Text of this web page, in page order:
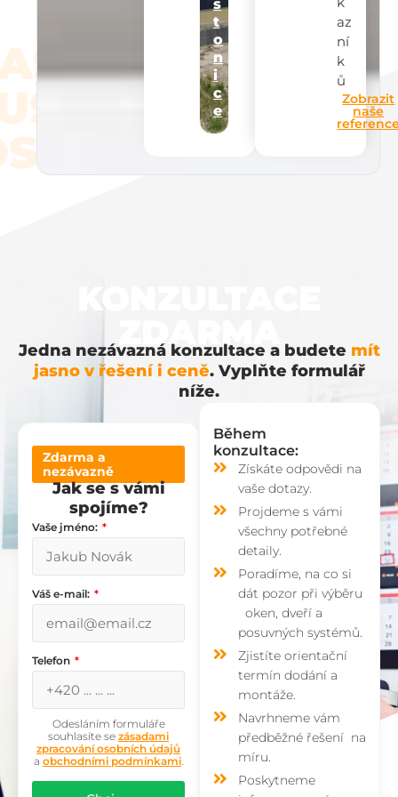
s
t
o
n
i
c
e
az
ní
k
ů
Zobrazit
naše
ZDARMA
Jedna nezávazná konzultace a budete mít
jasno v řešení i ceně. Vyplňte formulář
níže.
Zdarma a
nezávazně
Jak se s vámi
spojíme?
Vaše jméno:
Váš e-mail:
Telefon
Odesláním formuláře
souhlasíte se zásadami
zpracování osobních údajů
a obchodními podmínkami.
Během
konzultace:
Získáte odpovědi na
vaše dotazy.
Projdeme s vámi
všechny potřebné
detaily.
Poradíme, na co si
dát pozor při výběru
oken, dveří a
posuvných systémů.
Zjistíte orientační
termín dodání a
montáže.
Navrhneme vám
předběžné řešení na
míru.
Poskytneme